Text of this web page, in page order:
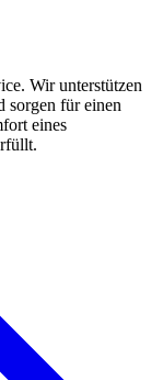
Wir unterstützen
sorgen für einen
eines